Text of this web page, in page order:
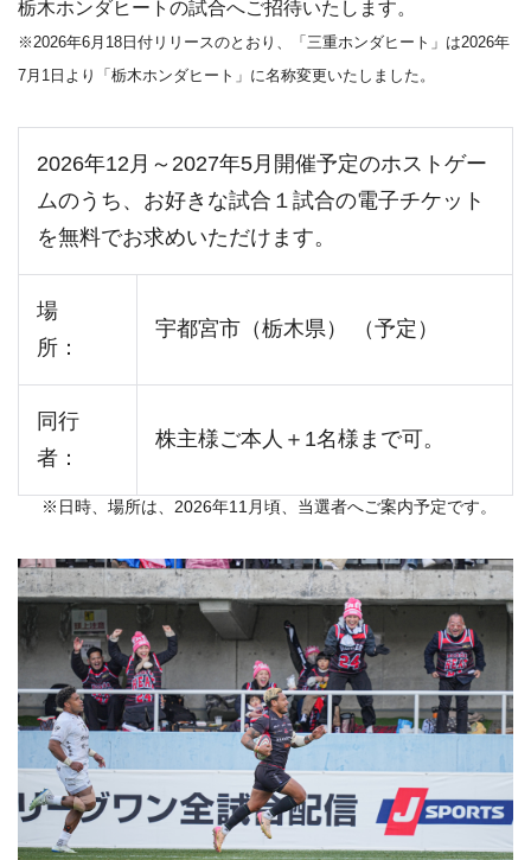
栃木ホンダヒートの試合へご招待いたします。
※2026年6月18日付リリースのとおり、「三重ホンダヒート」は2026年
7月1日より「栃木ホンダヒート」に名称変更いたしました。
2026年12月～2027年5月開催予定のホストゲー
ムのうち、お好きな試合１試合の電子チケット
を無料でお求めいただけます。
場
所：
宇都宮市（栃木県） （予定）
同行
者：
株主様ご本人＋1名様まで可。
※日時、場所は、2026年11月頃、当選者へご案内予定です。